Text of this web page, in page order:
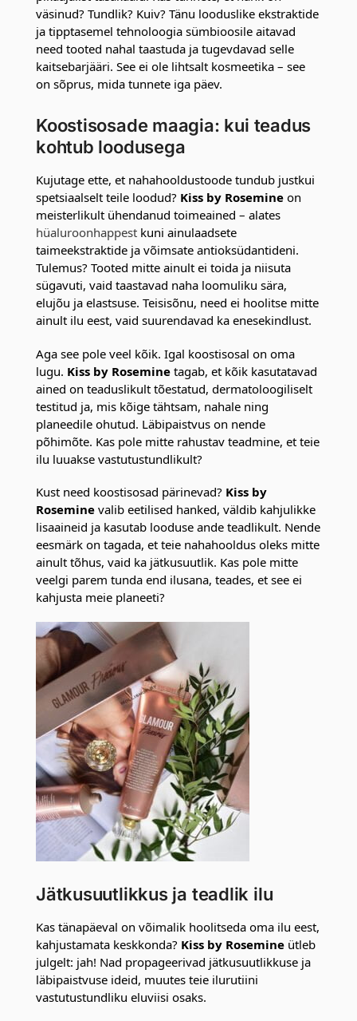
väsinud? Tundlik? Kuiv? Tänu looduslike ekstraktide
ja tipptasemel tehnoloogia sümbioosile aitavad
need tooted nahal taastuda ja tugevdavad selle
kaitsebarjääri. See ei ole lihtsalt kosmeetika – see
on sõprus, mida tunnete iga päev.
Koostisosade maagia: kui teadus
kohtub loodusega
Kujutage ette, et nahahooldustoode tundub justkui
spetsiaalselt teile loodud? Kiss by Rosemine on
meisterlikult ühendanud toimeained – alates
hüaluroonhappest kuni ainulaadsete
taimeekstraktide ja võimsate antioksüdantideni.
Tulemus? Tooted mitte ainult ei toida ja niisuta
sügavuti, vaid taastavad naha loomuliku sära,
elujõu ja elastsuse. Teisisõnu, need ei hoolitse mitte
ainult ilu eest, vaid suurendavad ka enesekindlust.
Aga see pole veel kõik. Igal koostisosal on oma
lugu. Kiss by Rosemine tagab, et kõik kasutatavad
ained on teaduslikult tõestatud, dermatoloogiliselt
testitud ja, mis kõige tähtsam, nahale ning
planeedile ohutud. Läbipaistvus on nende
põhimõte. Kas pole mitte rahustav teadmine, et teie
ilu luuakse vastutustundlikult?
Kust need koostisosad pärinevad? Kiss by
Rosemine valib eetilised hanked, väldib kahjulikke
lisaaineid ja kasutab looduse ande teadlikult. Nende
eesmärk on tagada, et teie nahahooldus oleks mitte
ainult tõhus, vaid ka jätkusuutlik. Kas pole mitte
veelgi parem tunda end ilusana, teades, et see ei
kahjusta meie planeeti?
Jätkusuutlikkus ja teadlik ilu
Kas tänapäeval on võimalik hoolitseda oma ilu eest,
kahjustamata keskkonda? Kiss by Rosemine ütleb
julgelt: jah! Nad propageerivad jätkusuutlikkuse ja
läbipaistvuse ideid, muutes teie ilurutiini
vastutustundliku eluviisi osaks.